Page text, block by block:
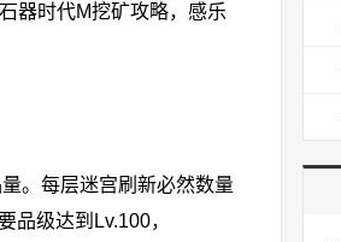
器时代M挖矿攻略，感乐
。每层迷宫刷新必然数量
品级达到Lv.100，